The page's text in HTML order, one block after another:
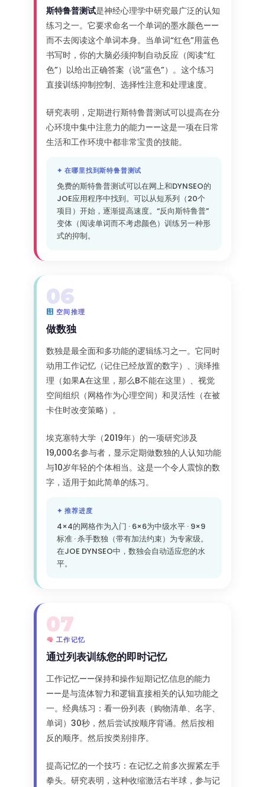
斯特鲁普测试是神经心理学中研究最广泛的认知
练习之一。它要求命名一个单词的墨水颜色——
而不去阅读这个单词本身。当单词“红色”用蓝色
书写时，你的大脑必须抑制自动反应（阅读“红
色”）以给出正确答案（说“蓝色”）。这个练习
直接训练抑制控制、选择性注意和处理速度。
研究表明，定期进行斯特鲁普测试可以提高在分
心环境中集中注意力的能力——这是一项在日常
生活和工作环境中都非常宝贵的技能。
✦ 在哪里找到斯特鲁普测试
免费的斯特鲁普测试可以在网上和DYNSEO的
JOE应用程序中找到。可以从短系列（20个
项目）开始，逐渐提高速度。“反向斯特鲁普”
变体（阅读单词而不考虑颜色）训练另一种形
式的抑制。
06
空间推理
做数独
数独是最全面和多功能的逻辑练习之一。它同时
动用工作记忆（记住已经放置的数字）、演绎推
理（如果A在这里，那么B不能在这里）、视觉
空间组织（网格作为心理空间）和灵活性（在被
卡住时改变策略）。
埃克塞特大学（2019年）的一项研究涉及
19,000名参与者，显示定期做数独的人认知功能
与10岁年轻的个体相当。这是一个令人震惊的数
字，适用于如此简单的练习。
✦ 推荐进度
4×4的网格作为入门 · 6×6为中级水平 · 9×9
标准 · 杀手数独（带有加法约束）为专家级。
在JOE DYNSEO中，数独会自动适应您的水
平。
07
工作记忆
通过列表训练您的即时记忆
工作记忆——保持和操作短期记忆信息的能力
——是与流体智力和逻辑直接相关的认知功能之
一。经典练习：看一份列表（购物清单、名字、
单词）30秒，然后尝试按顺序背诵。然后按相
反的顺序。然后按类别排序。
提高记忆的一个技巧：在记忆之前多次握紧左手
拳头。研究表明，这种收缩激活右半球，参与记